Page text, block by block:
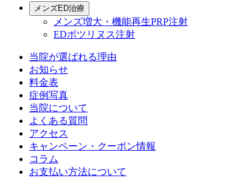
メンズED治療
メンズ増大・機能再生PRP注射
EDボツリヌス注射
当院が選ばれる理由
お知らせ
料金表
症例写真
当院について
よくある質問
アクセス
キャンペーン・クーポン情報
コラム
お支払い方法について